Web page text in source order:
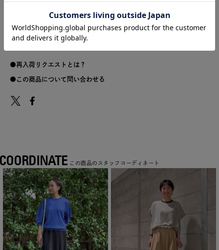
タテ ヨコ マチ ショルダー
22 16
再入荷リクエストとは？
この商品について問い合わせる
この商品のスタッフコーディネート